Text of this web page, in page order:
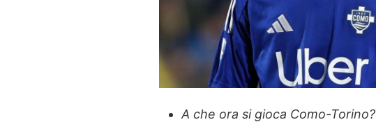
A che ora si gioca Como-Torino?